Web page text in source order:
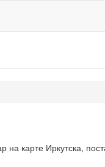
карте Иркутска,